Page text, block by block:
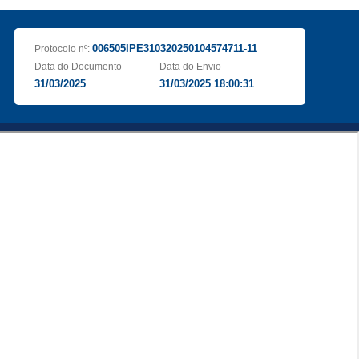
Protocolo nº: 006505IPE310320250104574711-11
Data do Documento
31/03/2025
Data do Envio
31/03/2025 18:00:31